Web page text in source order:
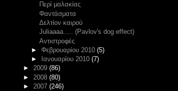
Περί μαλακίας
Φαντάσματα
Δελτίον καιρού
Juliaaaa..... (Pavlov's dog effect)
Αντιστροφές
► Φεβρουαρίου 2010 (5)
►
Ιανουαρίου 2010 (7)
► 2009 (86)
► 2008 (80)
► 2007 (246)